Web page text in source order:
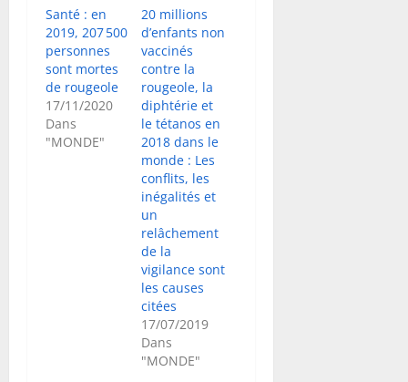
Santé : en
2019, 207 500
personnes
sont mortes
de rougeole
17/11/2020
Dans
"MONDE"
20 millions
d’enfants non
vaccinés
contre la
rougeole, la
diphtérie et
le tétanos en
2018 dans le
monde : Les
conflits, les
inégalités et
un
relâchement
de la
vigilance sont
les causes
citées
17/07/2019
Dans
"MONDE"